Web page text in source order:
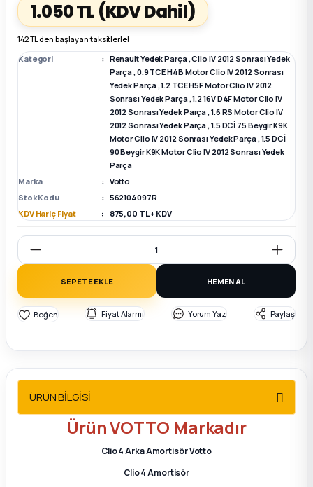
Parça
Parça
Parça
Sedan
Parça
1.050 TL (KDV Dahil)
142 TL den başlayan taksitlerle!
Kategori
Renault Yedek Parça,Clio IV 2012 Sonrası Yedek
Parça,0.9 TCE H4B Motor Clio IV 2012 Sonrası
Yedek Parça,1.2 TCE H5F Motor Clio IV 2012
Sonrası Yedek Parça,1.2 16V D4F Motor Clio IV
2012 Sonrası Yedek Parça,1.6 RS Motor Clio IV
2012 Sonrası Yedek Parça,1.5 DCİ 75 Beygir K9K
Motor Clio IV 2012 Sonrası Yedek Parça,1.5 DCİ
90 Beygir K9K Motor Clio IV 2012 Sonrası Yedek
Parça
Marka
Votto
Stok Kodu
562104097R
KDV Hariç Fiyat
875,00 TL + KDV
SEPETE EKLE HEMEN AL
Fiyat Alarmı Yorum Yaz Paylaş
ÜRÜN BİLGİSİ
ÜrünVOTTO Markadır
Clio 4 Arka Amortisör Votto
Clio 4 Amortisör